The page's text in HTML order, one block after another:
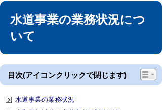
水道事業の業務状況につ
いて
目次(アイコンクリックで閉じます)
水道事業の業務状況